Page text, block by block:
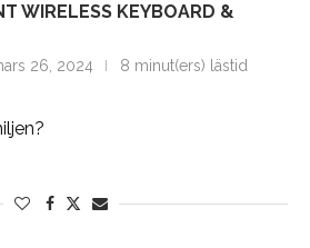
WIRELESS KEYBOARD &
26, 2024 8 minut(ers) lästid